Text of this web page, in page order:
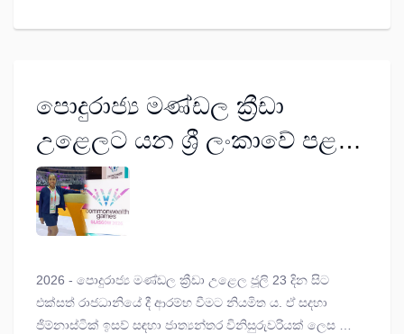
පොදුරාජ්‍ය මණ්ඩල ක්‍රීඩා
උළෙලට යන ශ්‍රී ලංකාවේ පළමු
ජිම්නාස්ටික් විනිසුරුවරිය;
අමායා සිතුමිණි
2026 - පොදුරාජ්‍ය මණ්ඩල ක්‍රීඩා උළෙල ජූලි 23 දින සිට
එක්සත් රාජධානියේ දී ආරම්භ වීමට නියමිත ය. ඒ සදහා
ජිම්නාස්ටික් ඉසව් සඳහා ජාත්‍යන්තර විනිසුරුවරියක් ලෙස ශ්‍රී